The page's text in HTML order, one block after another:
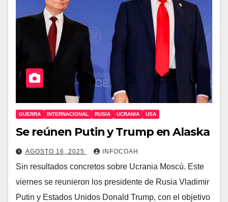
GUERRA INTERNACIONAL RUSIA UCRANIA USA
Se reúnen Putin y Trump en Alaska
AGOSTO 16, 2025 INFOCOAH
Sin resultados concretos sobre Ucrania Moscú. Este
viernes se reunieron los presidente de Rusia Vladimir
Putin y Estados Unidos Donald Trump, con el objetivo